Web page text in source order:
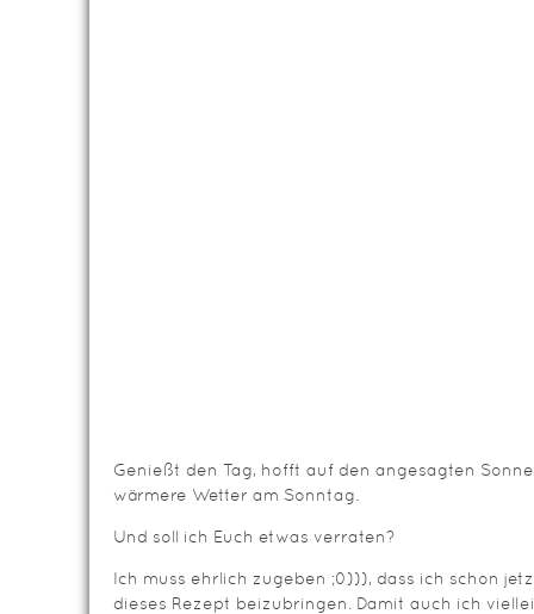
Genießt den Tag, hofft auf den angesagten
wärmere Wetter am Sonntag.
Und soll ich Euch etwas verraten?
Ich muss ehrlich zugeben ;0))), dass ich schon
dieses Rezept beizubringen. Damit auch ich